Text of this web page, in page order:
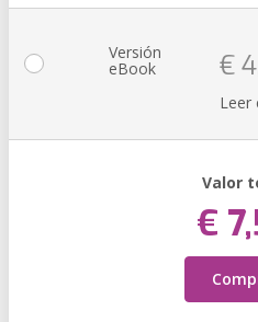
Versión
eBook €
Leer
Valor
€